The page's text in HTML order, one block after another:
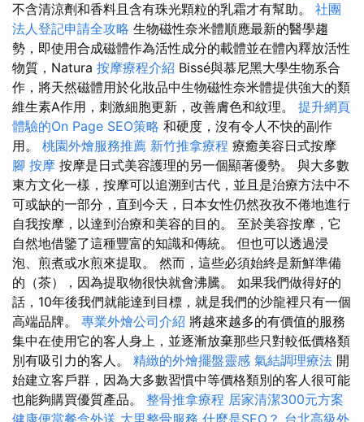
不含清涼劑和香料且含有珠光顆粒的乳霜才有幫助。 社團
法人登記申請全攻略 生物磁性奈米體順應最新的醫學趨
勢，即使用合成磁體作為活性成分的載體並在體內釋放活性
物質，Natura 按摩療程介紹 Bissé與慕尼黑大學生物系合
作，將天然磁體用於化妝品中生物磁性奈米體提供強大的類
維生素A作用，刺激細胞更新，改善膚色和紋理。 提升網頁
體驗的On Page SEO策略 和硬度，沒有令人不快的副作
用。 桃園外燴服務推薦 新竹推拿療程 療癒美容日式按摩
腳 按摩 按摩是日式美容護理的另一個顯著優勢。 與大多數
東方文化一樣，按摩可以追溯到古代，並且是治療方法中不
可或缺的一部分，直到今天，日本女性仍然孜孜不倦地進行
自我按摩，以達到治療和美容的目的。 至於美容按摩，它
自然地借鑒了這種豐富的知識和傳統。 但也可以透過浸
泡、煎煮或水煎來提取。 然而，這些必須始終是新鮮準備
的（茶），因為提取物很快就會沸騰。 如果我們做得好的
話，10年後我們就能達到目標，就是我們的沙龍裡只有一個
高端品牌。 專業外燴公司介紹 將越來越多的有價值的服務
集中在使用它的客人身上，並逐漸放棄那些只對較低價格類
別有吸引力的客人。 精緻的外燴擺盤靈感 氣結調理療法 開
始建立客戶群，因為大多數習慣中等價格類別的客人很可能
也能夠購買優質產品。 整骨推拿療程 居家清潔300元方案
健康便當餐盒外送 大里整骨服務 什麼是SEO？ 台北高級外